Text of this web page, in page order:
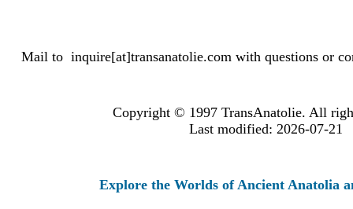
Mail to inquire[at]transanatolie.com with questions or
Copyright © 1997 TransAnatolie. All
Last modified: 2026-07-21
Explore the Worlds of Ancient Anatolia and